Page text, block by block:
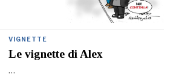
VIGNETTE
Le vignette di Alex
…